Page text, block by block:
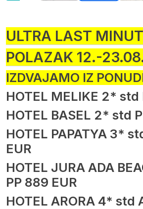
Opis
ULTRA LAST
POLAZAK 12.-
IZDVAJAMO IZ
HOTEL MELIKE 2* std
HOTEL BASEL 2* std
HOTEL PAPATYA 3*
EUR
HOTEL JURA ADA
PP 889 EUR
HOTEL ARORA 4* std